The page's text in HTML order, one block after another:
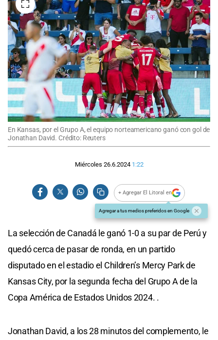
En Kansas, por el Grupo A, el equipo norteamericano ganó con gol de
Jonathan David. Crédito: Reuters
Miércoles 26.6.2024 1:22
+ Agregar El Litoral en
Agregar a tus medios preferidos en Google
La selección de Canadá le ganó 1-0 a su par de Perú y
quedó cerca de pasar de ronda, en un partido
disputado en el estadio el Children’s Mercy Park de
Kansas City, por la segunda fecha del Grupo A de la
Copa América de Estados Unidos 2024. .
Jonathan David, a los 28 minutos del complemento, le